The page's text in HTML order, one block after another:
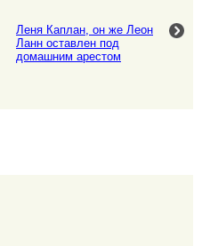
Леня Каплан, он же Леон
Ланн оставлен под
домашним арестом